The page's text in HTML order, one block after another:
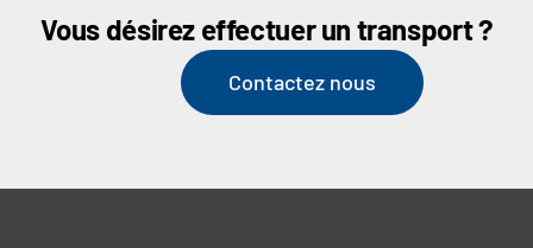
Vous désirez effectuer un transport ?
Contactez nous